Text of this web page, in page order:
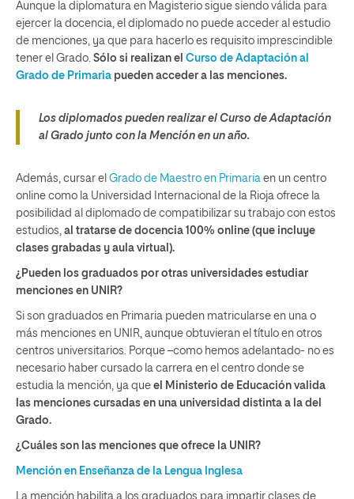
Aunque la diplomatura en Magisterio sigue siendo válida para
ejercer la docencia, el diplomado no puede acceder al estudio
de menciones, ya que para hacerlo es requisito imprescindible
tener el Grado. Sólo si realizan el Curso de Adaptación al
Grado de Primaria pueden acceder a las menciones.
Los diplomados pueden realizar el Curso de Adaptación
al Grado junto con la Mención en un año.
Además, cursar el Grado de Maestro en Primaria en un centro
online como la Universidad Internacional de la Rioja ofrece la
posibilidad al diplomado de compatibilizar su trabajo con estos
estudios, al tratarse de docencia 100% online (que incluye
clases grabadas y aula virtual).
¿Pueden los graduados por otras universidades estudiar
menciones en UNIR?
Si son graduados en Primaria pueden matricularse en una o
más menciones en UNIR, aunque obtuvieran el título en otros
centros universitarios. Porque –como hemos adelantado- no es
necesario haber cursado la carrera en el centro donde se
estudia la mención, ya que el Ministerio de Educación valida
las menciones cursadas en una universidad distinta a la del
Grado.
¿Cuáles son las menciones que ofrece la UNIR?
Mención en Enseñanza de la Lengua Inglesa